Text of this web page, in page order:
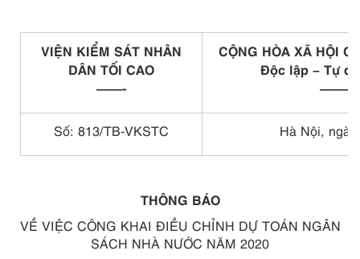
VIỆN KIỂM SÁT NHÂN
DÂN TỐI CAO
——-
CỘNG HÒA XÃ HỘI
Độc lập – Tự
Số: 813/TB-VKSTC Hà Nội,
THÔNG BÁO
VỀ VIỆC CÔNG KHAI ĐIỀU CHỈNH DỰ TOÁN NGÂN
SÁCH NHÀ NƯỚC NĂM 2020